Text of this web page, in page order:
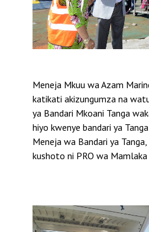
Meneja Mkuu wa Azam
katikati akizungumza na
ya Bandari Mkoani Tanga
hiyo kwenye bandari ya
Meneja wa Bandari ya
kushoto ni PRO wa